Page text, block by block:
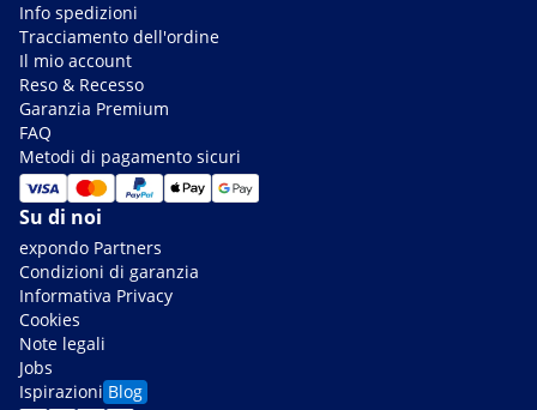
Info spedizioni
Tracciamento dell'ordine
Il mio account
Reso & Recesso
Garanzia Premium
FAQ
Metodi di pagamento sicuri
Su di noi
expondo Partners
Condizioni di garanzia
Informativa Privacy
Cookies
Note legali
Jobs
Ispirazioni Blog